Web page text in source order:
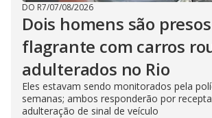
DO R7/07/08/2026
Dois homens são
flagrante com carros
adulterados no Rio
Eles estavam sendo monitorados pela
semanas; ambos responderão por
adulteração de sinal de veículo